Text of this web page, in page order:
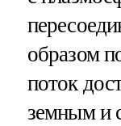
образом
поток
земным и